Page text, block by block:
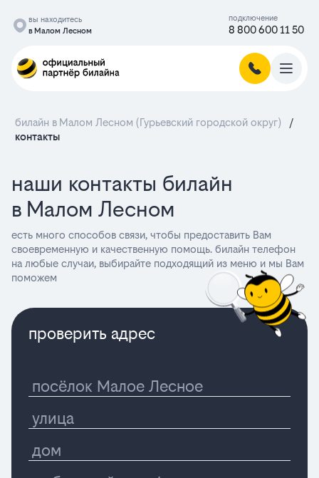
вы находитесь
в Малом Лесном
подключение
8 800 600 11 50
билайн в Малом Лесном (Гурьевский городской округ)
/
контакты
наши контакты билайн
в Малом Лесном
есть много способов связи, чтобы предоставить Вам
своевременную и качественную помощь. билайн телефон
на любые случаи, выбирайте подходящий из меню и мы Вам
поможем
проверить адрес